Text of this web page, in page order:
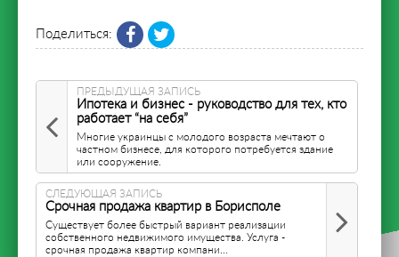
Поделиться:
ПРЕДЫДУЩАЯ ЗАПИСЬ
Ипотека и бизнес - руководство для тех, кто
работает “на себя”
Многие украинцы с молодого возраста мечтают о
частном бизнесе, для которого потребуется здание
или сооружение.
СЛЕДУЮЩАЯ ЗАПИСЬ
Срочная продажа квартир в Борисполе
Существует более быстрый вариант реализации
собственного недвижимого имущества. Услуга -
срочная продажа квартир компани...